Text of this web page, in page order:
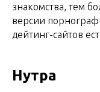
знакомства, тем
версии
дейтинг-сайтов
Нутра